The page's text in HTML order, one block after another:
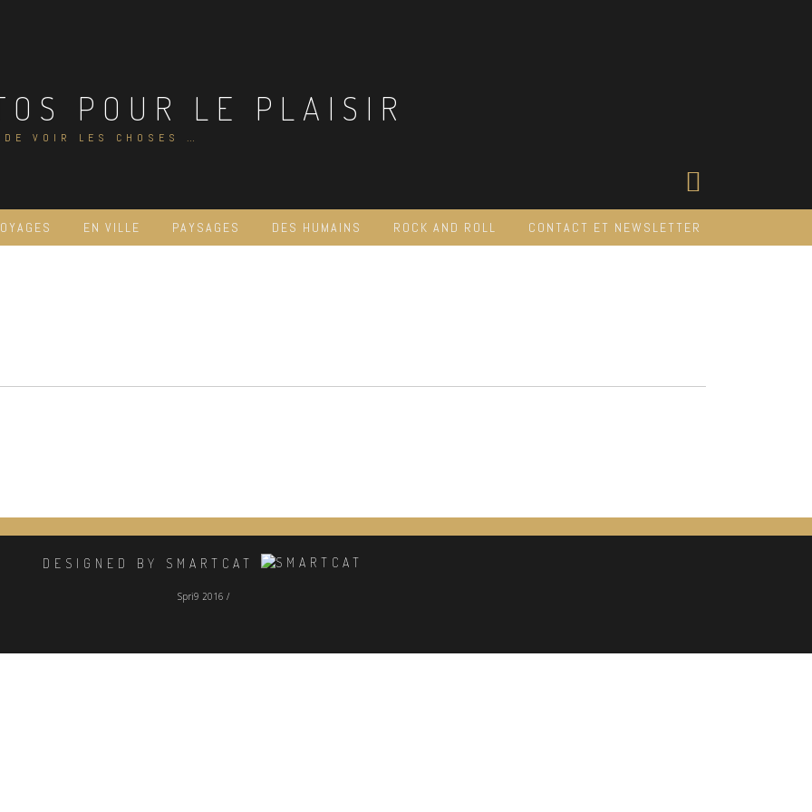
POUR LE PLAISIR
VOIR LES CHOSES …
EN VILLE PAYSAGES DES HUMAINS ROCK AND ROLL CONTACT ET NEWSLETTER
DESIGNED BY SMARTCAT
Spri9 2016 /